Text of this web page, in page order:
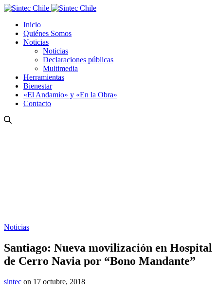
Inicio
Quiénes Somos
Noticias
Noticias
Declaraciones públicas
Multimedia
Herramientas
Bienestar
«El Andamio» y «En la Obra»
Contacto
Noticias
Santiago: Nueva movilización en Hospital
de Cerro Navia por “Bono Mandante”
sintec on 17 octubre, 2018